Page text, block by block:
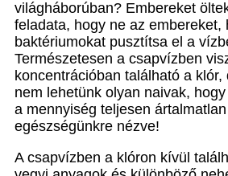
világháborúban? Embereket
feladata, hogy ne az embereket,
baktériumokat pusztítsa el a
Természetesen a csapvízben
koncentrációban található a
nem lehetünk olyan naivak,
a mennyiség teljesen
egészségünkre nézve!
A csapvízben a klóron kívül